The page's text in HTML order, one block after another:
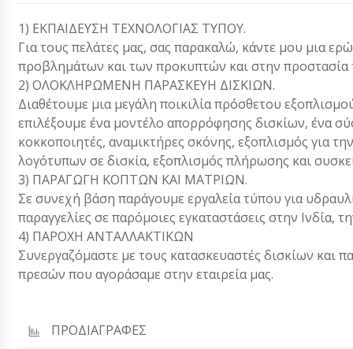
1) ΕΚΠΑΙΔΕΥΣΗ ΤΕΧΝΟΛΟΓΙΑΣ ΤΥΠΟΥ.
Για τους πελάτες μας, σας παρακαλώ, κάντε μου μια
προβλημάτων και των προκυπτών και στην προστασία
2) ΟΛΟΚΛΗΡΩΜΕΝΗ ΠΑΡΑΣΚΕΥΗ ΔΙΣΚΙΩΝ.
Διαθέτουμε μια μεγάλη ποικιλία πρόσθετου
επιλέξουμε ένα μοντέλο απορρόφησης δισκίων, ένα
κοκκοποιητές, αναμικτήρες σκόνης, εξοπλισμός για
λογότυπων σε δισκία, εξοπλισμός πλήρωσης και
3) ΠΑΡΑΓΩΓΗ ΚΟΠΤΩΝ ΚΑΙ ΜΑΤΡΙΩΝ.
Σε συνεχή βάση παράγουμε εργαλεία τύπου για
παραγγελίες σε παρόμοιες εγκαταστάσεις στην Ινδία,
4) ΠΑΡΟΧΗ ΑΝΤΑΛΛΑΚΤΙΚΩΝ
Συνεργαζόμαστε με τους κατασκευαστές δισκίων και
πρεσών που αγοράσαμε στην εταιρεία μας.
ΠΡΟΔΙΑΓΡΑΦΕΣ